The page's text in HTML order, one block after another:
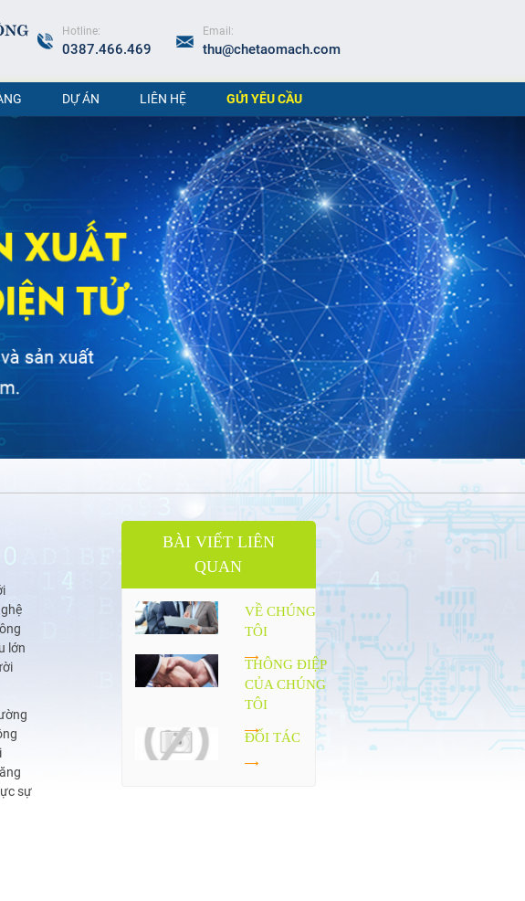
Hotline:
0387.466.469
Email:
thu@chetaomach.com
DỰ ÁN LIÊN HỆ GỬI YÊU CẦU
lớn
sự
BÀI VIẾT LIÊN
QUAN
VỀ CHÚNG
TÔI
THÔNG ĐIỆP
CỦA CHÚNG
TÔI
ĐỐI TÁC